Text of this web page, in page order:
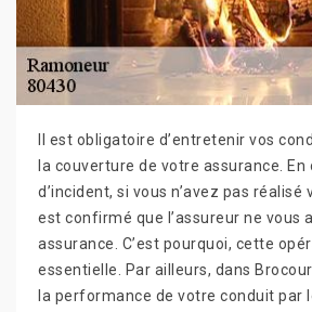
Il est obligatoire d’entretenir vos
la couverture de votre assurance. En
d’incident, si vous n’avez pas réalisé
est confirmé que l’assureur ne vous
assurance. C’est pourquoi, cette
essentielle. Par ailleurs, dans
la performance de votre conduit par